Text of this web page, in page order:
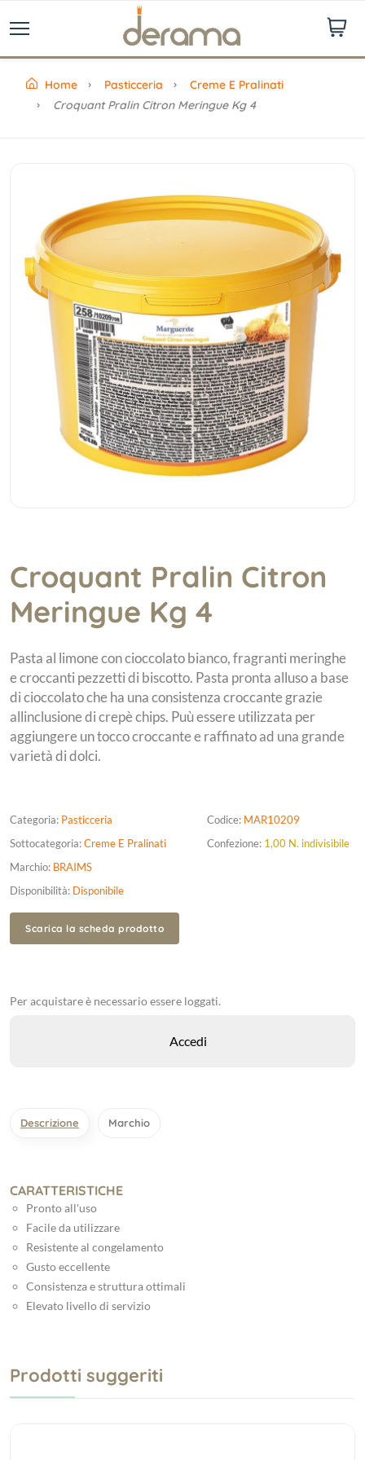
Home Pasticceria
Creme E Pralinati
Croquant Pralin Citron Meringue Kg 4
Croquant Pralin Citron
Meringue Kg 4
Pasta al limone con cioccolato bianco, fragranti meringhe
e croccanti pezzetti di biscotto. Pasta pronta alluso a base
di cioccolato che ha una consistenza croccante grazie
allinclusione di crepè chips. Puù essere utilizzata per
aggiungere un tocco croccante e raffinato ad una grande
varietà di dolci.
Categoria: Pasticceria
Sottocategoria:Creme E Pralinati
Marchio: BRAIMS
Disponibilità: Disponibile
Codice: MAR10209
Confezione: 1,00 N. indivisibile
Scarica la scheda prodotto
Per acquistare è necessario essere loggati.
Descrizione Marchio
CARATTERISTICHE
Pronto all'uso
Facile da utilizzare
Resistente al congelamento
Gusto eccellente
Consistenza e struttura ottimali
Elevato livello di servizio
Prodotti suggeriti